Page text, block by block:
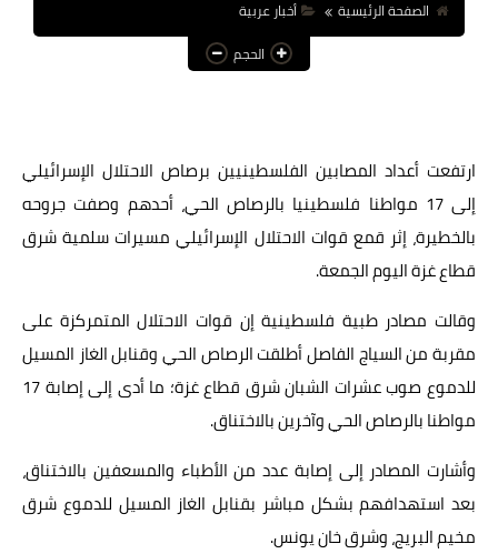
عالم المرأة
فن وثقافة
أخبار عربية
أخبار النجوم
الصفحة الرئيسية
أخبار عربية
الحجم
ارتفعت أعداد المصابين الفلسطينيين برصاص الاحتلال الإسرائيلي
إلى 17 مواطنا فلسطينيا بالرصاص الحي، أحدهم وصفت جروحه
بالخطيرة، إثر قمع قوات الاحتلال الإسرائيلي مسيرات سلمية شرق
قطاع غزة اليوم الجمعة.
وقالت مصادر طبية فلسطينية إن قوات الاحتلال المتمركزة على
مقربة من السياج الفاصل أطلقت الرصاص الحي وقنابل الغاز المسيل
للدموع صوب عشرات الشبان شرق قطاع غزة؛ ما أدى إلى إصابة 17
مواطنا بالرصاص الحي وآخرين بالاختناق.
وأشارت المصادر إلى إصابة عدد من الأطباء والمسعفين بالاختناق،
بعد استهدافهم بشكل مباشر بقنابل الغاز المسيل للدموع شرق
مخيم البريج، وشرق خان يونس.